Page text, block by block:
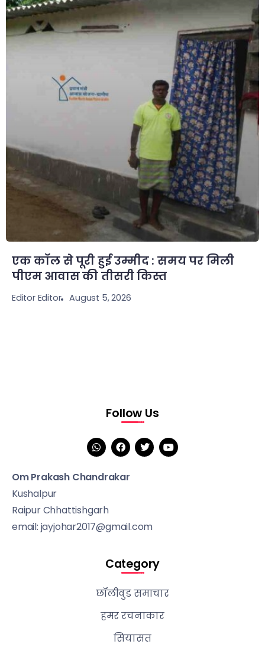
एक कॉल से पूरी हुई उम्मीद : समय पर मिली
पीएम आवास की तीसरी किस्त
Editor Editor August 5, 2026
Follow Us
Om Prakash Chandrakar
Kushalpur
Raipur Chhattishgarh
email: jayjohar2017@gmail.com
Category
छॉलीवुड समाचार
हमर रचनाकार
सियासत